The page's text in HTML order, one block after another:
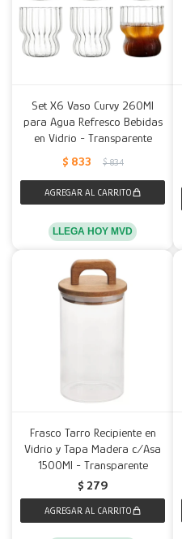
Set X6 Vaso Curvy 260Ml
para Agua Refresco Bebidas
en Vidrio - Transparente
$ 833 $ 834
LLEGA HOY MVD
Frasco Tarro Recipiente en
Vidrio y Tapa Madera c/Asa
1500Ml - Transparente
$ 279